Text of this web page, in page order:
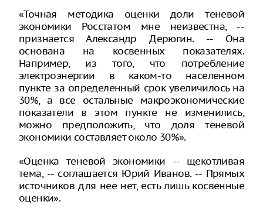
«Точная методика оценки доли теневой
экономики Росстатом мне неизвестна, --
признается Александр Дерюгин. -- Она
основана на косвенных показателях.
Например, из того, что потребление
электроэнергии в каком-то населенном
пункте за определенный срок увеличилось на
30%, а все остальные макроэкономические
показатели в этом пункте не изменились,
можно предположить, что доля теневой
экономики составляет около 30%».
«Оценка теневой экономики -- щекотливая
тема, -- соглашается Юрий Иванов. -- Прямых
источников для нее нет, есть лишь косвенные
оценки».